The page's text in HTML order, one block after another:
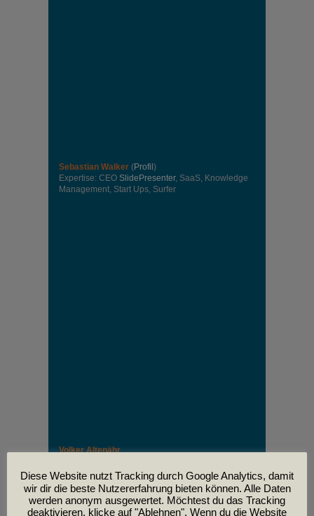
Sebastian Walker (Profil )
Expertise: CEO SlidePresenter, SaaS, Knowledge
Management, Start Ups, Surfer
Volker Altenähr
leider am
30. April im Alter von 81 Jahren verstorben.
Diese Website nutzt Tracking durch Google Analytics, damit
wir dir die beste Nutzererfahrung bieten können. Alle Daten
werden anonym ausgewertet. Möchtest du das Tracking
deaktivieren, klicke auf "Ablehnen". Wenn du die Website